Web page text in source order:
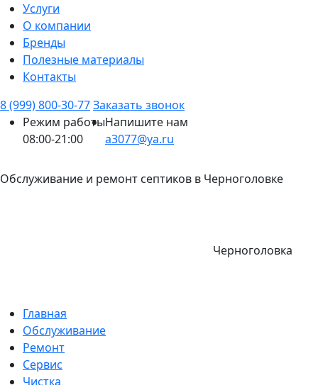
Услуги
О компании
Бренды
Полезные материалы
Контакты
8 (999) 800-30-77Заказать звонок
Режим работы
08:00-21:00
Напишите нам
a3077@ya.ru
Обслуживание и ремонт септиков в Черноголовке
Черноголовка
Главная
Обслуживание
Ремонт
Сервис
Чистка